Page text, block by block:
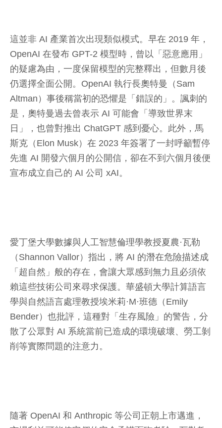
這並非 AI 產業首次出現類似模式。早在 2019 年，
OpenAI 在發布 GPT-2 模型時，曾以「惡意應用」
的疑慮為由，一度保留模型的完整釋出，但數月後
仍選擇全面公開。OpenAI 執行長奧特曼（Sam
Altman）事後稱當初的恐懼是「錯誤的」。諷刺的
是，奧特曼過去曾表示 AI 可能會「導致世界末
日」，也曾對推出 ChatGPT 感到憂心。此外，馬
斯克（Elon Musk）在 2023 年簽署了一封呼籲暫停
先進 AI 開發六個月的公開信，卻在不到六個月後便
宣布成立自己的 AI 公司 xAI。
愛丁堡大學數據與人工智慧倫理學教授夏農·瓦勒
（Shannon Vallor）指出，將 AI 的潛在危險描述成
「超自然」般的存在，會讓大眾感到無力且必須依
賴這些技術公司來尋求保護。華盛頓大學計算語言
學與自然語言處理教授埃米莉·M·班德（Emily
Bender）也批評，這種對「生存風險」的警告，分
散了公眾對 AI 系統當前已造成的環境破壞、勞工剝
削等實際問題的注意力。
隨著 OpenAI 和 Anthropic 等公司正朝上市邁進，